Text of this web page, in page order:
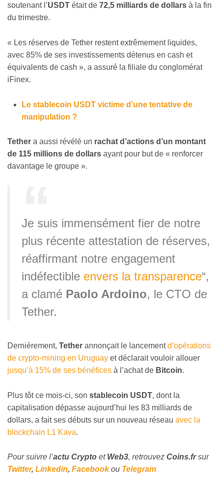
soutenant l’USDT était de 72,5 milliards de dollars à la fin
du trimestre.
« Les réserves de Tether restent extrêmement liquides,
avec 85% de ses investissements détenus en cash et
équivalents de cash », a assuré la filiale du conglomérat
iFinex.
Le stablecoin USDT victime d’une tentative de
manipulation ?
Tether a aussi révélé un rachat d’actions d’un montant
de 115 millions de dollars ayant pour but de « renforcer
davantage le groupe ».
Je suis immensément fier de notre
plus récente attestation de réserves,
réaffirmant notre engagement
indéfectible envers la transparence“,
a clamé Paolo Ardoino, le CTO de
Tether.
Dernièrement, Tether annonçait le lancementd’opérations
de crypto-mining en Uruguay et déclarait vouloir allouer
jusqu’à 15% de ses bénéfices à l’achat de Bitcoin.
Plus tôt ce mois-ci, son stablecoin USDT, dont la
capitalisation dépasse aujourd’hui les 83 milliards de
dollars, a fait ses débuts sur un nouveau réseau avec la
blockchain L1 Kava.
Pour suivre l’actu Crypto et Web3, retrouvez Coins.frsur
Twitter, Linkedin, Facebookou Telegram